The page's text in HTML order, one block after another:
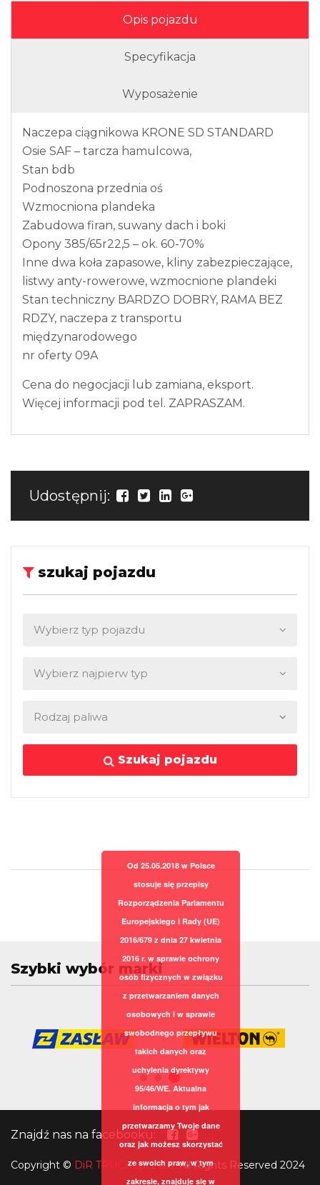
Opis pojazdu
Specyfikacja
Wyposażenie
Naczepa ciągnikowa KRONE SD STANDARD
Osie SAF – tarcza hamulcowa,
Stan bdb
Podnoszona przednia oś
Wzmocniona plandeka
Zabudowa firan, suwany dach i boki
Opony 385/65r22,5 – ok. 60-70%
Inne dwa koła zapasowe, kliny zabezpieczające,
listwy anty-rowerowe, wzmocnione plandeki
Stan techniczny BARDZO DOBRY, RAMA BEZ
RDZY, naczepa z transportu
międzynarodowego
nr oferty 09A
Cena do negocjacji lub zamiana, eksport.
Więcej informacji pod tel. ZAPRASZAM.
Udostępnij:
szukaj pojazdu
Szukaj pojazdu
Szybki wybór marki
Znajdź nas na facebooku:
Copyright © DiR TRUCK sp. z o.o.All Rights Reserved 2024
Od 25.05.2018 w Polsce
stosuje się przepisy
Rozporządzenia Parlamentu
Europejskiego i Rady (UE)
2016/679 z dnia 27 kwietnia
2016 r. w sprawie ochrony
osób fizycznych w związku
z przetwarzaniem danych
osobowych i w sprawie
swobodnego przepływu
takich danych oraz
uchylenia dyrektywy
95/46/WE. Aktualna
informacja o tym jak
przetwarzamy Twoje dane
oraz jak możesz skorzystać
ze swoich praw, w tym
zakresie, znajduje się w